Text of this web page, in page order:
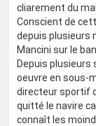
cliarement du
Conscient de
depuis plusieurs
Mancini sur le
Depuis plusieurs
oeuvre en sous-
directeur sportif
quitté le navire
connaît les